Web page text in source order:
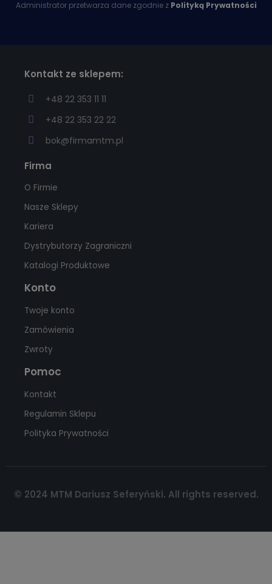
Administrator przetwarza dane zgodnie z Polityką Prywatności
Kontakt ze sklepem:
+48 22 353 11 11
+48 22 353 22 22
bok@firmamtm.pl
Firma
O Firmie
Nasze Sklepy
Kariera
Dystrybutorzy Zagraniczni
Katalogi Produktowe
Konto
Twoje konto
Zamówienia
Zwroty
Pomoc
Kontakt
Regulamin Sklepu
Polityka Prywatności
© 2024 MTM Dariusz Seferyński. All rights reserved.